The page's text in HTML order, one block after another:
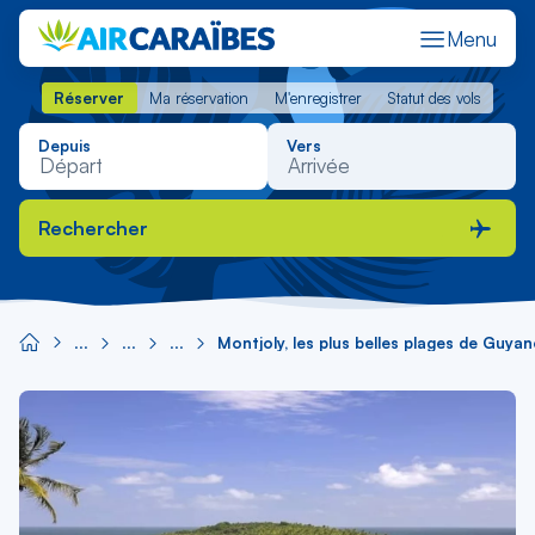
Menu
Réserver Ma réservation M'enregistrer Statut des vols
Réserver Ma réservation M'enregistrer Statut des vols
Depuis Vers
Rechercher
Montjoly, les plus belles plages de
Image
principale